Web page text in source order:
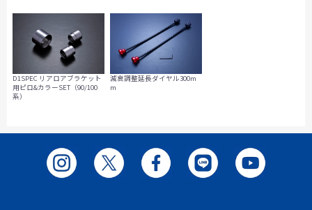
D1SPEC リアロアブラケット
用ピロ&カラーSET（90/100
系）
減衰調整延長ダイヤル300m
m